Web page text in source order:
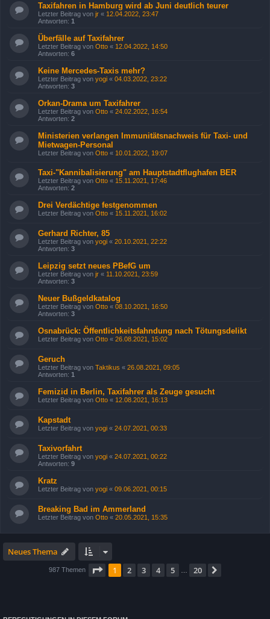
Taxifahren in Hamburg wird ab Juni deutlich teurer
Letzter Beitrag von jr « 12.04.2022, 23:47
Antworten: 1
Überfälle auf Taxifahrer
Letzter Beitrag von Otto « 12.04.2022, 14:50
Antworten: 6
Keine Mercedes-Taxis mehr?
Letzter Beitrag von yogi « 04.03.2022, 23:22
Antworten: 3
Orkan-Drama um Taxifahrer
Letzter Beitrag von Otto « 24.02.2022, 16:54
Antworten: 2
Ministerien verlangen Immunitätsnachweis für Taxi- und
Mietwagen-Personal
Letzter Beitrag von Otto « 10.01.2022, 19:07
Taxi-"Kannibalisierung" am Hauptstadtflughafen BER
Letzter Beitrag von Otto « 15.11.2021, 17:46
Antworten: 2
Drei Verdächtige festgenommen
Letzter Beitrag von Otto « 15.11.2021, 16:02
Gerhard Richter, 85
Letzter Beitrag von yogi « 20.10.2021, 22:22
Antworten: 3
Leipzig setzt neues PBefG um
Letzter Beitrag von jr « 11.10.2021, 23:59
Antworten: 3
Neuer Bußgeldkatalog
Letzter Beitrag von Otto « 08.10.2021, 16:50
Antworten: 3
Osnabrück: Öffentlichkeitsfahndung nach Tötungsdelikt
Letzter Beitrag von Otto « 26.08.2021, 15:02
Geruch
Letzter Beitrag von Taktikus « 26.08.2021, 09:05
Antworten: 1
Femizid in Berlin, Taxifahrer als Zeuge gesucht
Letzter Beitrag von Otto « 12.08.2021, 16:13
Kapstadt
Letzter Beitrag von yogi « 24.07.2021, 00:33
Taxivorfahrt
Letzter Beitrag von yogi « 24.07.2021, 00:22
Antworten: 9
Kratz
Letzter Beitrag von yogi « 09.06.2021, 00:15
Breaking Bad im Ammerland
Letzter Beitrag von Otto « 20.05.2021, 15:35
Neues Thema
987 Themen Seite 1von
1 2 3 4 5 20